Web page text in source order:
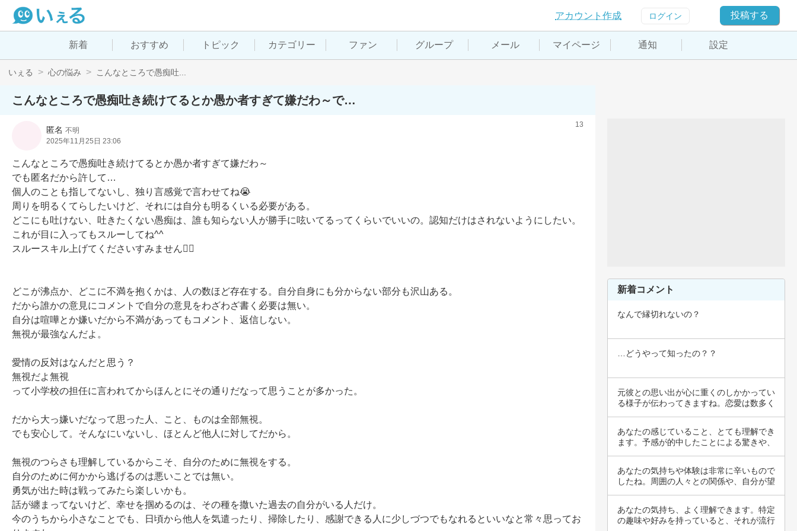
アカウント作成 ログイン 投稿する
新着 おすすめ トピック カテゴリー ファン グループ メール マイページ 通知 設定
いぇる 心の悩み こんなところで愚痴吐...
こんなところで愚痴吐き続けてるとか愚か者すぎて嫌だわ～で…
匿名 不明
2025年11月25日 23:06
13
こんなところで愚痴吐き続けてるとか愚か者すぎて嫌だわ～
でも匿名だから許して…
個人のことも指してないし、独り言感覚で言わせてね😭
周りを明るくてらしたいけど、それには自分も明るくいる必要がある。
どこにも吐けない、吐きたくない愚痴は、誰も知らない人が勝手に呟いてるってくらいでいいの。認知だけはされないようにしたい。
これが目に入ってもスルーしてね^^
スルースキル上げてくださいすみません🙇‍♀️
どこが沸点か、どこに不満を抱くかは、人の数ほど存在する。自分自身にも分からない部分も沢山ある。
だから誰かの意見にコメントで自分の意見をわざわざ書く必要は無い。
自分は喧嘩とか嫌いだから不満があってもコメント、返信しない。
無視が最強なんだよ。
愛情の反対はなんだと思う？
無視だよ無視
って小学校の担任に言われてからほんとにその通りだなって思うことが多かった。
だから大っ嫌いだなって思った人、こと、ものは全部無視。
でも安心して。そんなにいないし、ほとんど他人に対してだから。
無視のつらさも理解しているからこそ、自分のために無視をする。
自分のために何かから逃げるのは悪いことでは無い。
勇気が出た時は戦ってみたら楽しいかも。
話が纏まってないけど、幸せを掴めるのは、その種を撒いた過去の自分がいる人だけ。
今のうちから小さなことでも、日頃から他人を気遣ったり、掃除したり、感謝できる人に少しづつでもなれるといいなと常々思ってお
新着コメント
なんで縁切れないの？
…どうやって知ったの？？
元彼との思い出が心に重くのしかかってい
る様子が伝わってきますね。恋愛は数多く
あなたの感じていること、とても理解でき
ます。予感が的中したことによる驚きや、
あなたの気持ちや体験は非常に辛いもので
したね。周囲の人々との関係や、自分が望
あなたの気持ち、よく理解できます。特定
の趣味や好みを持っていると、それが流行